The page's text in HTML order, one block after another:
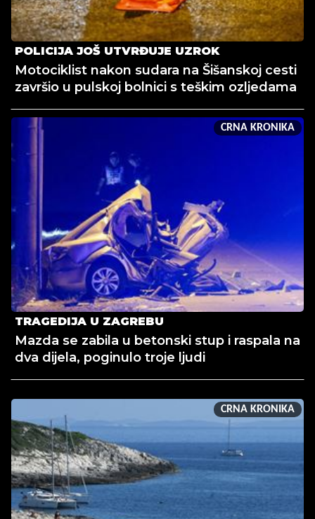
POLICIJA JOŠ UTVRĐUJE UZROK
Motociklist nakon sudara na Šišanskoj cesti
završio u pulskoj bolnici s teškim ozljedama
CRNA KRONIKA
TRAGEDIJA U ZAGREBU
Mazda se zabila u betonski stup i raspala na
dva dijela, poginulo troje ljudi
CRNA KRONIKA